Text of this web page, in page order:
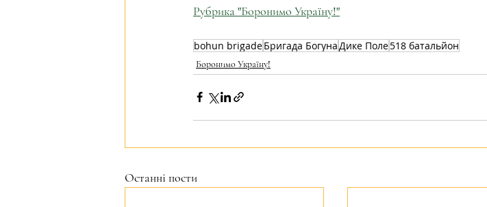
Рубрика "Боронимо Україну!"
bohun brigadeБригада Богуна Дике Поле518 батальйон
Боронимо Україну!
Останні пости